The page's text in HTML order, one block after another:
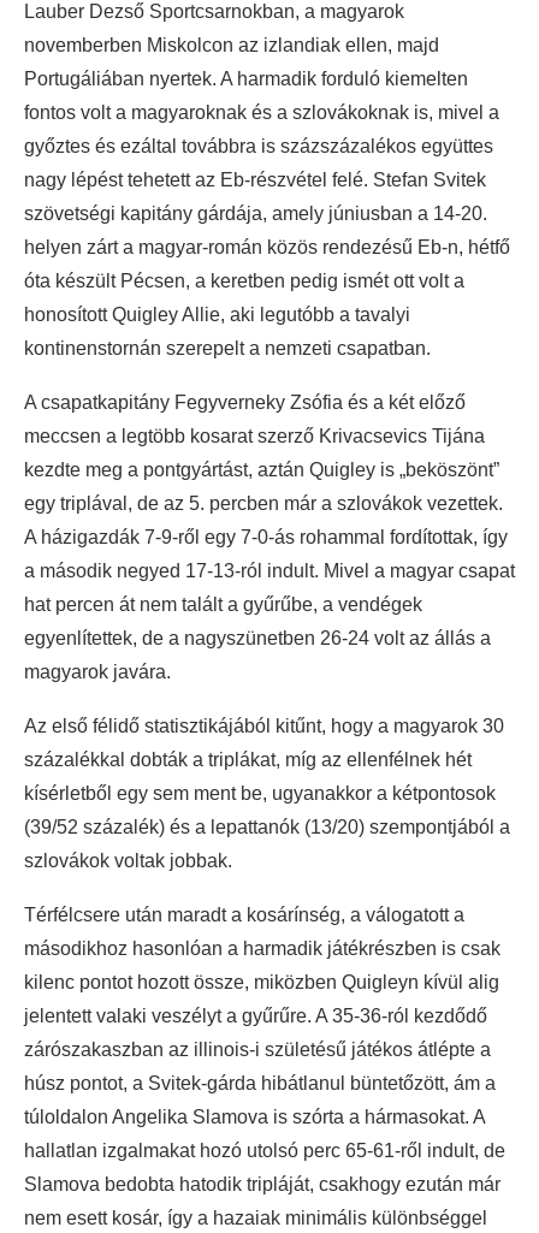
Lauber Dezső Sportcsarnokban, a magyarok
novemberben Miskolcon az izlandiak ellen, majd
Portugáliában nyertek. A harmadik forduló kiemelten
fontos volt a magyaroknak és a szlovákoknak is, mivel a
győztes és ezáltal továbbra is százszázalékos együttes
nagy lépést tehetett az Eb-részvétel felé. Stefan Svitek
szövetségi kapitány gárdája, amely júniusban a 14-20.
helyen zárt a magyar-román közös rendezésű Eb-n, hétfő
óta készült Pécsen, a keretben pedig ismét ott volt a
honosított Quigley Allie, aki legutóbb a tavalyi
kontinenstornán szerepelt a nemzeti csapatban.
A csapatkapitány Fegyverneky Zsófia és a két előző
meccsen a legtöbb kosarat szerző Krivacsevics Tijána
kezdte meg a pontgyártást, aztán Quigley is „beköszönt”
egy triplával, de az 5. percben már a szlovákok vezettek.
A házigazdák 7-9-ről egy 7-0-ás rohammal fordítottak, így
a második negyed 17-13-ról indult. Mivel a magyar csapat
hat percen át nem talált a gyűrűbe, a vendégek
egyenlítettek, de a nagyszünetben 26-24 volt az állás a
magyarok javára.
Az első félidő statisztikájából kitűnt, hogy a magyarok 30
százalékkal dobták a triplákat, míg az ellenfélnek hét
kísérletből egy sem ment be, ugyanakkor a kétpontosok
(39/52 százalék) és a lepattanók (13/20) szempontjából a
szlovákok voltak jobbak.
Térfélcsere után maradt a kosárínség, a válogatott a
másodikhoz hasonlóan a harmadik játékrészben is csak
kilenc pontot hozott össze, miközben Quigleyn kívül alig
jelentett valaki veszélyt a gyűrűre. A 35-36-ról kezdődő
zárószakaszban az illinois-i születésű játékos átlépte a
húsz pontot, a Svitek-gárda hibátlanul büntetőzött, ám a
túloldalon Angelika Slamova is szórta a hármasokat. A
hallatlan izgalmakat hozó utolsó perc 65-61-ről indult, de
Slamova bedobta hatodik tripláját, csakhogy ezután már
nem esett kosár, így a hazaiak minimális különbséggel